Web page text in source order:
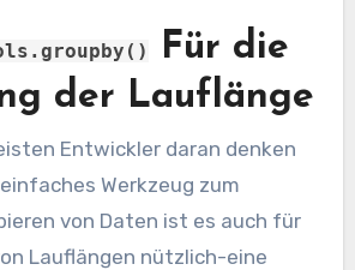
Für die
der Lauflänge
Entwickler daran denken
Werkzeug zum
von Daten ist es auch für
Lauflängen nützlich-eine